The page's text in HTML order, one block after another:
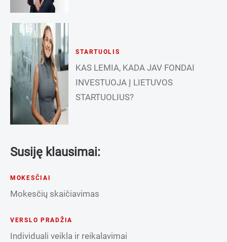
STARTUOLIS
KAS LEMIA, KADA JAV FONDAI
INVESTUOJA Į LIETUVOS
STARTUOLIUS?
Susiję klausimai:
MOKESČIAI
Mokesčių skaičiavimas
VERSLO PRADŽIA
Individuali veikla ir reikalavimai